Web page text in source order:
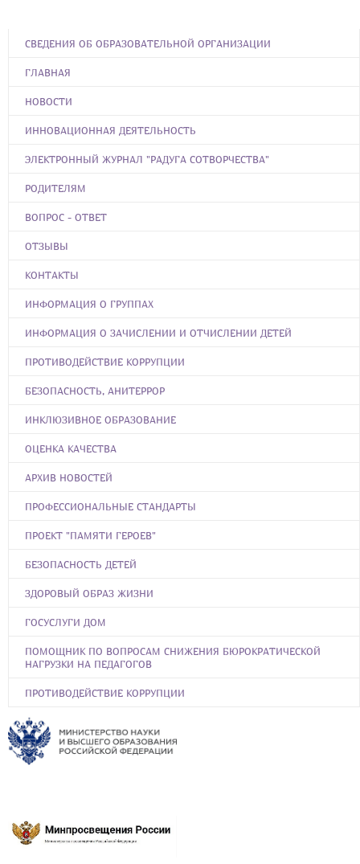
СВЕДЕНИЯ ОБ ОБРАЗОВАТЕЛЬНОЙ ОРГАНИЗАЦИИ
ГЛАВНАЯ
НОВОСТИ
ИННОВАЦИОННАЯ ДЕЯТЕЛЬНОСТЬ
ЭЛЕКТРОННЫЙ ЖУРНАЛ "РАДУГА СОТВОРЧЕСТВА"
РОДИТЕЛЯМ
ВОПРОС - ОТВЕТ
ОТЗЫВЫ
КОНТАКТЫ
ИНФОРМАЦИЯ О ГРУППАХ
ИНФОРМАЦИЯ О ЗАЧИСЛЕНИИ И ОТЧИСЛЕНИИ ДЕТЕЙ
ПРОТИВОДЕЙСТВИЕ КОРРУПЦИИ
БЕЗОПАСНОСТЬ, АНИТЕРРОР
ИНКЛЮЗИВНОЕ ОБРАЗОВАНИЕ
ОЦЕНКА КАЧЕСТВА
АРХИВ НОВОСТЕЙ
ПРОФЕССИОНАЛЬНЫЕ СТАНДАРТЫ
ПРОЕКТ "ПАМЯТИ ГЕРОЕВ"
БЕЗОПАСНОСТЬ ДЕТЕЙ
ЗДОРОВЫЙ ОБРАЗ ЖИЗНИ
ГОСУСЛУГИ ДОМ
ПОМОЩНИК ПО ВОПРОСАМ СНИЖЕНИЯ БЮРОКРАТИЧЕСКОЙ
НАГРУЗКИ НА ПЕДАГОГОВ
ПРОТИВОДЕЙСТВИЕ КОРРУПЦИИ